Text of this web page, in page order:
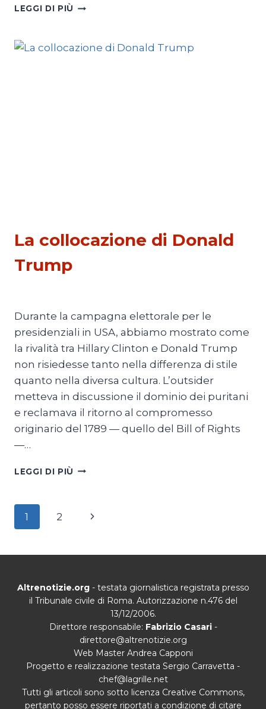
LEGGI DI PIÙ L’ELISEO
«GLADIO
La collocazione di Donald
Trump
Durante la campagna elettorale per le
presidenziali in USA, abbiamo mostrato come
la rivalità tra Hillary Clinton e Donald Trump
non risiedesse tanto nella differenza di stile
quanto nella diversa cultura. L’outsider
metteva in discussione il dominio dei puritani
e reclamava il ritorno al compromesso
originario del 1789 — quello del Bill of Rights
—…
LEGGI DI PIÙ LA
TRUMP
Navigazione
1 2
Pagina
Altrenotizie.org- testata giornalistica registrata presso
il Tribunale civile di Roma. Autorizzazione n.476 del
13/12/2006.
Direttore responsabile: Fabrizio Casari-
direttore@altrenotizie.org
Web Master Andrea Capponi
Progetto e realizzazione testata Sergio Carravetta -
chef@lagrille.net
Tutti gli articoli sono sotto licenza Creative Commons,
pertanto posso essere riportati a condizione di citare